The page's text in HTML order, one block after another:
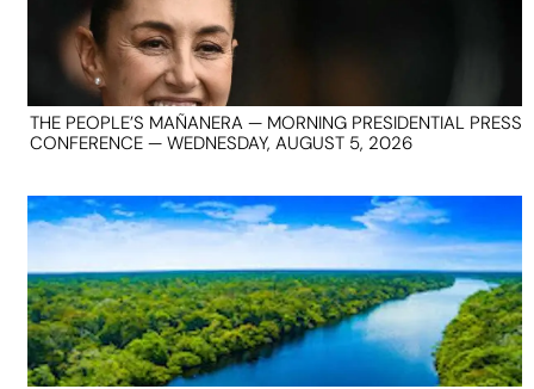
THE PEOPLE’S MAÑANERA — MORNING PRESIDENTIAL PRESS
CONFERENCE — WEDNESDAY, AUGUST 5, 2026